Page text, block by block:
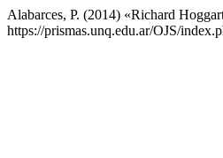
Alabarces, P. (2014) «Richard
https://prismas.unq.edu.ar/OJS/